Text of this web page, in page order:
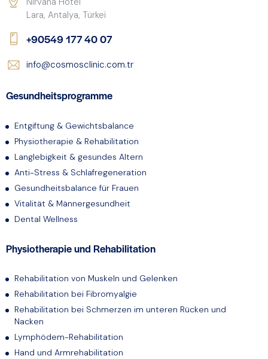
Lara, Antalya, Türkei
+90549 177 40 07
info@cosmosclinic.com.tr
Gesundheitsprogramme
Entgiftung & Gewichtsbalance
Physiotherapie & Rehabilitation
Langlebigkeit & gesundes Altern
Anti-Stress & Schlafregeneration
Gesundheitsbalance für Frauen
Vitalität & Männergesundheit
Dental Wellness
Physiotherapie und Rehabilitation
Rehabilitation von Muskeln und Gelenken
Rehabilitation bei Fibromyalgie
Rehabilitation bei Schmerzen im unteren Rücken und
Nacken
Lymphödem-Rehabilitation
Hand und Armrehabilitation